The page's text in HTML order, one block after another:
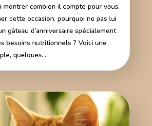
montrer combien il compte pour vous.
cette occasion, pourquoi ne pas lui
gâteau d’anniversaire spécialement
besoins nutritionnels ? Voici une
quelques...